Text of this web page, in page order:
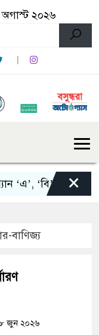
অগাস্ট ২০২৬
‘বি’ এবং ‘সি’:×
বাণিজ্য
জুন ২০২৬